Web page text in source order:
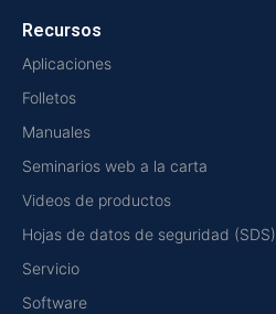
Recursos
Aplicaciones
Folletos
Manuales
Seminarios web a la carta
Videos de productos
Hojas de datos de seguridad (SDS)
Servicio
Software